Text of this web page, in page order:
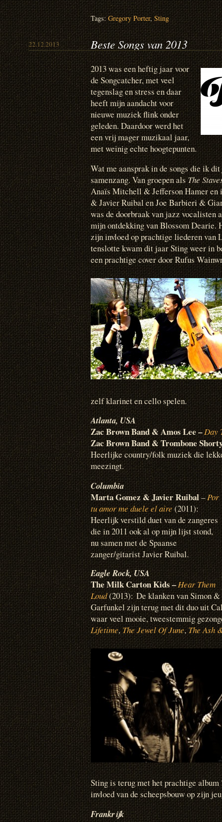
Tags:Gregory Porter, Sting
22.12.2013 Beste Songs van 2013
2013 was een heftig jaar voor
de Songcatcher, met veel
tegenslag en stress en daar
heeft mijn aandacht voor
nieuwe muziek flink onder
geleden. Daardoor werd het
een vrij mager muzikaal jaar,
met weinig echte hoogtepunten.
Wat me aansprak in de songs die ik
samenzang. Van groepen alsThe
Anaïs Mitchell & Jefferson Hamer en
& Javier Ruibal en Joe Barbieri &
was de doorbraak van jazz vocalisten
mijn ontdekking van Blossom Dearie.
zijn invloed op prachtige liederen van
tenslotte kwam dit jaar Sting weer in
een prachtige cover door Rufus
zelf klarinet en cello spelen.
Atlanta, USA
Zac Brown Band & Amos Lee –Day
Zac Brown Band & Trombone
Heerlijke country/folk muziek die
meezingt.
Columbia
Marta Gomez & Javier Ruibal–Por
tu amor me duele el aire(2011):
Heerlijk verstild duet van de zangeres
die in 2011 ook al op mijn lijst stond,
nu samen met de Spaanse
zanger/gitarist Javier Ruibal.
Eagle Rock, USA
The Milk Carton Kids –Hear Them
Loud(2013): De klanken van Simon &
Garfunkel zijn terug met dit duo uit
waar veel mooie, tweestemmig
Lifetime,The Jewel Of June,The Ash
Sting is terug met het prachtige album
invloed van de scheepsbouw op zijn
Frankrijk